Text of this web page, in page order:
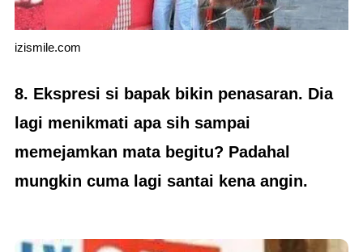
izismile.com
8. Ekspresi si bapak bikin penasaran. Dia
lagi menikmati apa sih sampai
memejamkan mata begitu? Padahal
mungkin cuma lagi santai kena angin.